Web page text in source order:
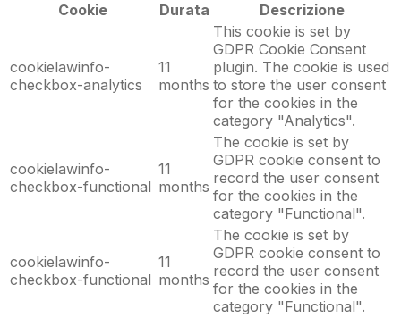
Cookie
Durata Descrizione
cookielawinfo-
checkbox-analytics
11
months
This cookie is set by
GDPR Cookie Consent
plugin. The cookie is used
to store the user consent
for the cookies in the
category "Analytics".
cookielawinfo-
checkbox-functional
11
months
The cookie is set by
GDPR cookie consent to
record the user consent
for the cookies in the
category "Functional".
cookielawinfo-
checkbox-functional
11
months
The cookie is set by
GDPR cookie consent to
record the user consent
for the cookies in the
category "Functional".